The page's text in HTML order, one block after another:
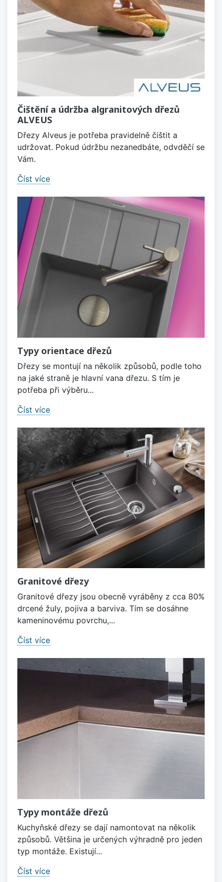
Čištění a údržba algranitových dřezů
ALVEUS
Dřezy Alveus je potřeba pravidelně čištit a
udržovat. Pokud údržbu nezanedbáte, odvděčí se
Vám.
Číst více
Typy orientace dřezů
Dřezy se montují na několik způsobů, podle toho
na jaké straně je hlavní vana dřezu. S tím je
potřeba při výběru...
Číst více
Granitové dřezy
Granitové dřezy jsou obecně vyráběny z cca 80%
drcené žuly, pojiva a barviva. Tím se dosáhne
kameninovému povrchu,...
Číst více
Typy montáže dřezů
Kuchyňské dřezy se dají namontovat na několik
způsobů. Většina je určených výhradně pro jeden
typ montáže. Existují...
Číst více